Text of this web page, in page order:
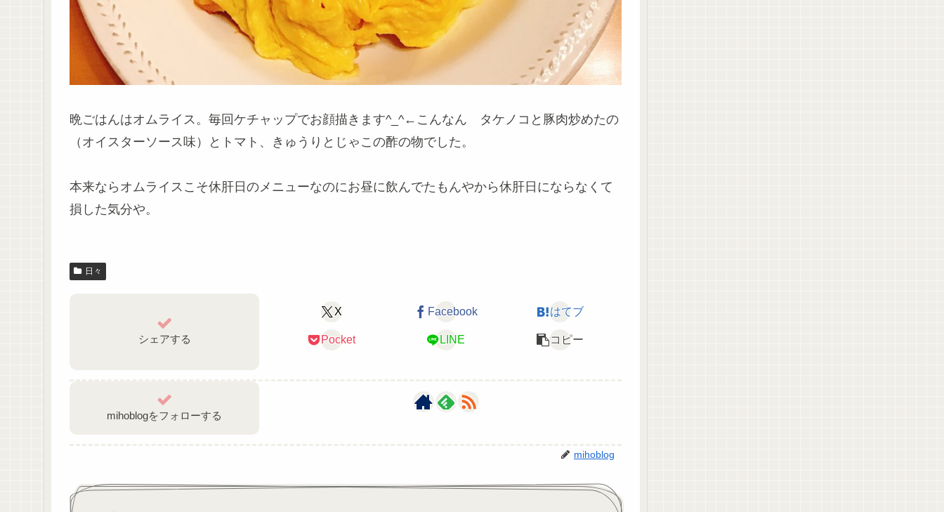
晩ごはんはオムライス。毎回ケチャップでお顔描きます^_^←こんなん タケノコと豚肉炒めたの
（オイスターソース味）とトマト、きゅうりとじゃこの酢の物でした。
本来ならオムライスこそ休肝日のメニューなのにお昼に飲んでたもんやから休肝日にならなくて
損した気分や。
日々
シェアする
X Facebook はてブ
Pocket LINE コピー
mihoblogをフォローする
mihoblog